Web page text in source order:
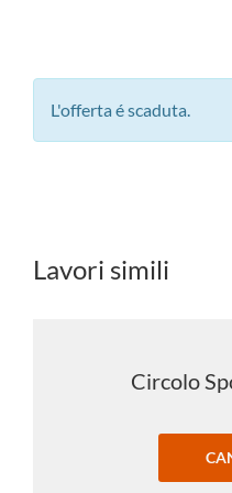
L'offerta é scaduta.
Lavori simili
Circolo